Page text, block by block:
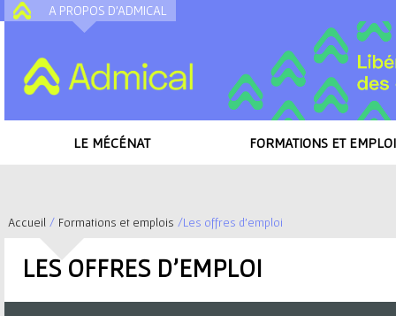
A PROPOS D'ADMICAL
LE MÉCÉNAT FORMATIONS ET
Accueil / Formations et emplois /Les offres d'emploi
LES OFFRES D'EMPLOI